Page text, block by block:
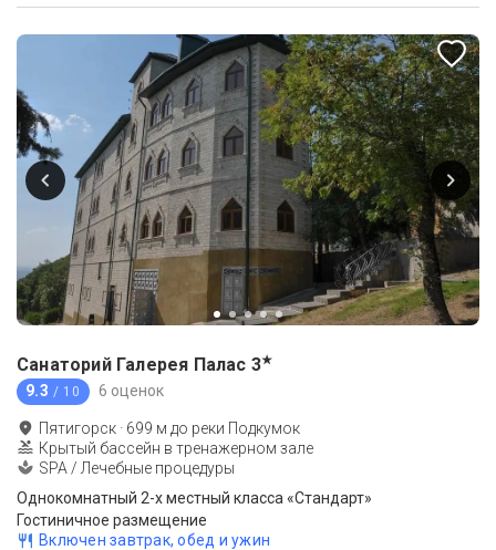
Санаторий Галерея Палас 3★
9.3 / 10 6 оценок
Пятигорск · 699 м до реки Подкумок
Крытый бассейн в тренажерном зале
SPA / Лечебные процедуры
Однокомнатный 2-х местный класса «Стандарт»
Гостиничное размещение
Включен завтрак, обед и ужин